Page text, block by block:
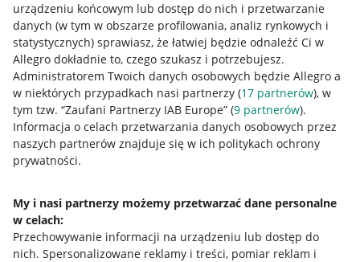
urządzeniu końcowym lub dostęp do nich i przetwarzanie
danych (w tym w obszarze profilowania, analiz rynkowych i
statystycznych) sprawiasz, że łatwiej będzie odnaleźć Ci w
Allegro dokładnie to, czego szukasz i potrzebujesz.
Administratorem Twoich danych osobowych będzie Allegro a
w niektórych przypadkach nasi partnerzy (17 partnerów), w
tym tzw. “Zaufani Partnerzy IAB Europe” (9 partnerów).
Informacja o celach przetwarzania danych osobowych przez
naszych partnerów znajduje się w ich politykach ochrony
prywatności.
My i nasi partnerzy możemy przetwarzać dane personalne
w celach:
Przechowywanie informacji na urządzeniu lub dostęp do
nich. Spersonalizowane reklamy i treści, pomiar reklam i
Przydatne informacje
Jak to działa
Allegro Gadane dla sprzedających
Allegro Gadane dla kupujących